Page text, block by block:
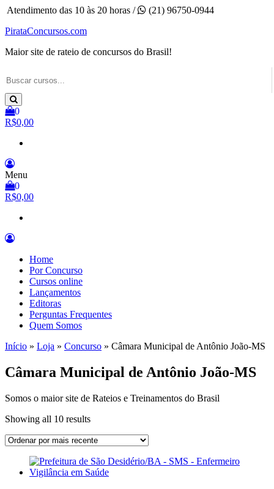
Pular
o
Atendimento das 10 às 20 horas /
(21) 96750-0944
PirataConcursos.com
Maior site de rateio de concursos do Brasil!
0
R$0,00
Menu
0
R$0,00
Home
Por Concurso
Cursos online
Lançamentos
Editoras
Perguntas Frequentes
Quem Somos
Início » Loja » Concurso » Câmara Municipal de Antônio João-MS
Câmara Municipal de Antônio João-MS
Somos o maior site de Rateios e Treinamentos do Brasil
Showing all 10 resultsSorted
latest